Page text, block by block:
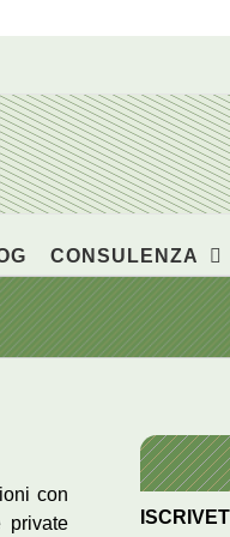
CONSULENZA
con
private